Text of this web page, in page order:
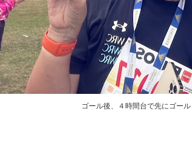
ゴール後、４時間台で先にゴー